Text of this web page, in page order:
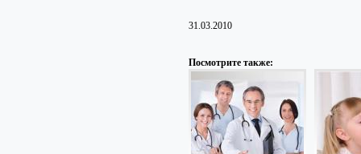
31.03.2010
Посмотрите также: